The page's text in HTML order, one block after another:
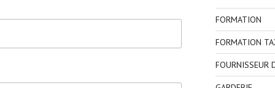
FORMATION
FORMATION
FOURNISSEUR